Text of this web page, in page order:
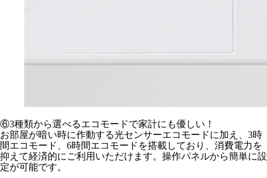
⑥3種類から選べるエコモードで家計にも優しい！
お部屋が暗い時に作動する光センサーエコモードに加え、3時
間エコモード、6時間エコモードを搭載しており、消費電力を
抑えて経済的にご利用いただけます。操作パネルから簡単に設
定が可能です。